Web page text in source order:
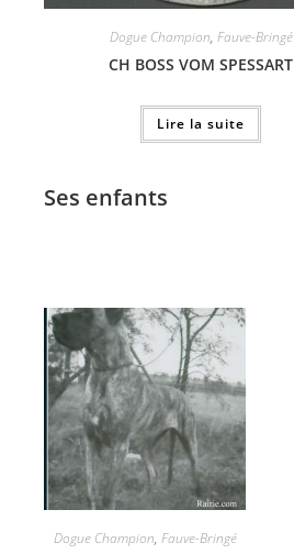
Dogue Champion, Fauve-Bringé
CH BOSS VOM SPESSART
Lire la suite
Ses enfants
Dogue Champion, Fauve-Bringé